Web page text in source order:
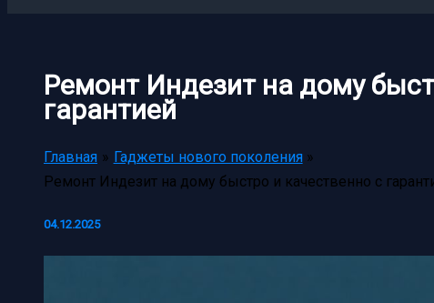
Ремонт Индезит на дому
гарантией
Главная
Гаджеты нового поколения
Ремонт Индезит на дому быстро и качественно с
04.12.2025